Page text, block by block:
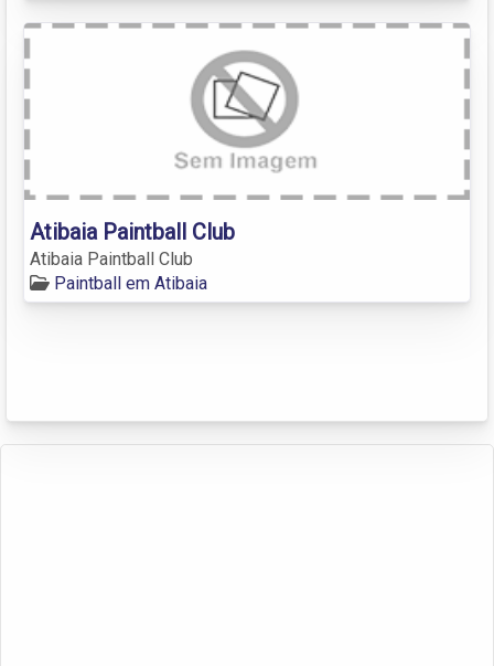
Atibaia Paintball Club
Atibaia Paintball Club
Paintball em Atibaia